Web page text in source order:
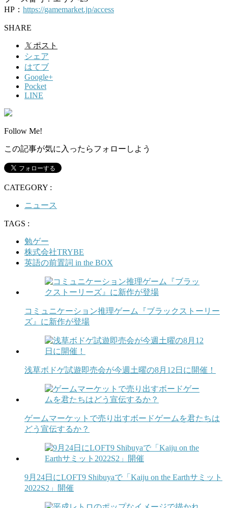
HP： https://gamemarket.jp/access
SHARE
𝕏 ポスト
シェア
はてブ
Google+
Pocket
LINE
Follow Me!
この記事が気に入ったらフォローしよう
CATEGORY :
ニュース
TAGS :
勉ゲー
株式会社TRYBE
英語の前置詞 in the BOX
コミュニケーション推理ゲーム『ブラックストーリー
ズ』に新作が登場
浅草ボドゲ試遊即売会が今週土曜の8月12日に開催！
ゲームマーケットで売り出すボードゲームを君たちは
どう宣伝するか？
9月24日にLOFT9 Shibuyaで「Kaiju on the Earthサミット
2022S2」開催